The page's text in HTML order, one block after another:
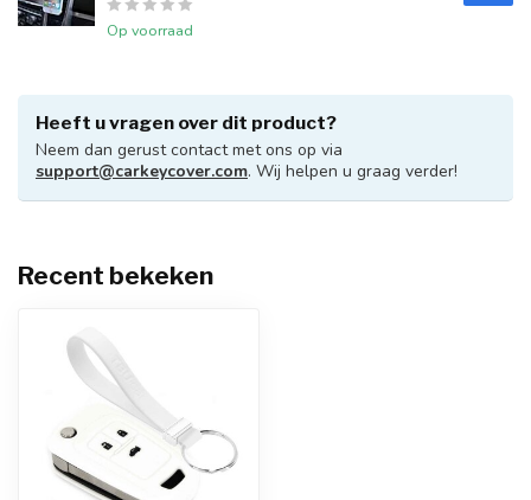
Op voorraad
Heeft u vragen over dit product?
Neem dan gerust contact met ons op via
support@carkeycover.com. Wij helpen u graag verder!
Recent bekeken